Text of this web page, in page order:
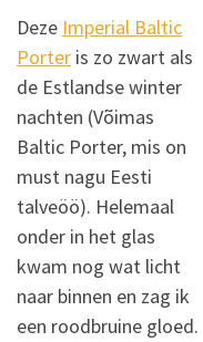
Deze Imperial Baltic
Porter is zo zwart als
de Estlandse winter
nachten (Võimas
Baltic Porter, mis on
must nagu Eesti
talveöö). Helemaal
onder in het glas
kwam nog wat licht
naar binnen en zag ik
een roodbruine gloed.